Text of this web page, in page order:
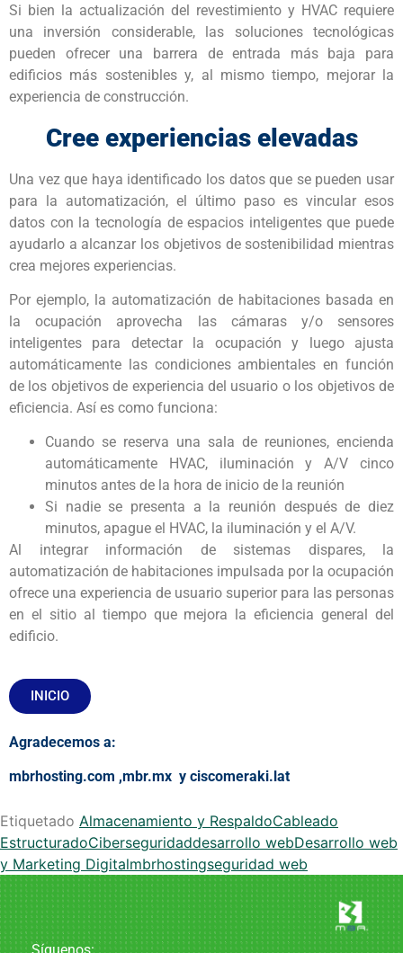
Si bien la actualización del revestimiento y HVAC requiere
una inversión considerable, las soluciones tecnológicas
pueden ofrecer una barrera de entrada más baja para
edificios más sostenibles y, al mismo tiempo, mejorar la
experiencia de construcción.
Cree experiencias elevadas
Una vez que haya identificado los datos que se pueden usar
para la automatización, el último paso es vincular esos
datos con la tecnología de espacios inteligentes que puede
ayudarlo a alcanzar los objetivos de sostenibilidad mientras
crea mejores experiencias.
Por ejemplo, la automatización de habitaciones basada en
la ocupación aprovecha las cámaras y/o sensores
inteligentes para detectar la ocupación y luego ajusta
automáticamente las condiciones ambientales en función
de los objetivos de experiencia del usuario o los objetivos de
eficiencia. Así es como funciona:
Cuando se reserva una sala de reuniones, encienda
automáticamente HVAC, iluminación y A/V cinco
minutos antes de la hora de inicio de la reunión
Si nadie se presenta a la reunión después de diez
minutos, apague el HVAC, la iluminación y el A/V.
Al integrar información de sistemas dispares, la
automatización de habitaciones impulsada por la ocupación
ofrece una experiencia de usuario superior para las personas
en el sitio al tiempo que mejora la eficiencia general del
edificio.
INICIO
Agradecemos a:
mbrhosting.com ,mbr.mx y ciscomeraki.lat
Etiquetado Almacenamiento y RespaldoCableado
EstructuradoCiberseguridaddesarrollo webDesarrollo web
y Marketing Digitalmbrhostingseguridad web